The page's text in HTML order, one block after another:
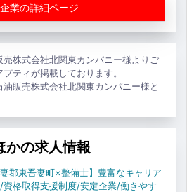
業の詳細ページ
売株式会社北関東カンパニー様よりご
ティが掲載しております。
販売株式会社北関東カンパニー様と
かの求人情報
妻郡東吾妻町×整備士】豊富なキャリア
資格取得支援制度/安定企業/働きやす